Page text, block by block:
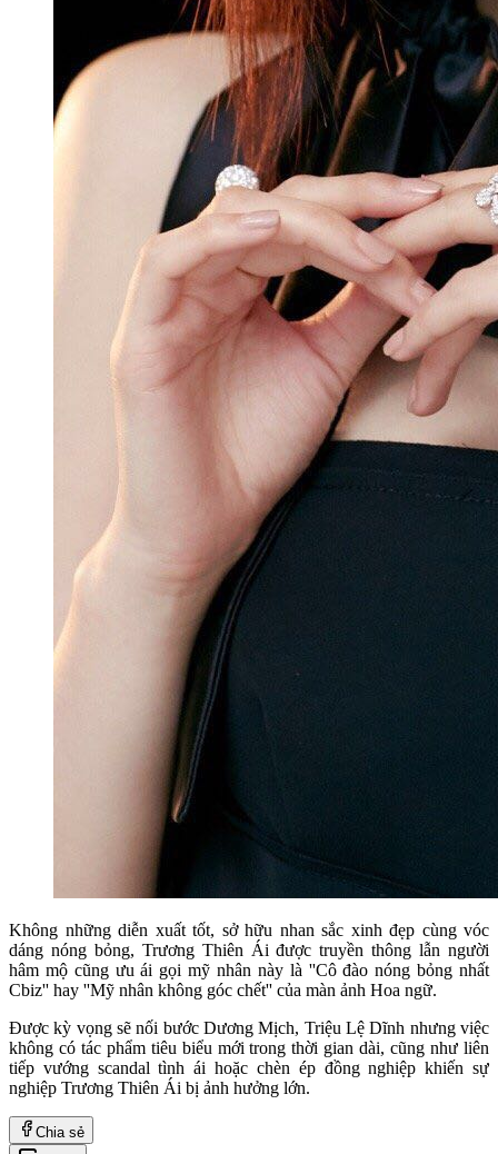
Không những diễn xuất tốt, sở hữu nhan sắc xinh đẹp cùng vóc
dáng nóng bỏng, Trương Thiên Ái được truyền thông lẫn người
hâm mộ cũng ưu ái gọi mỹ nhân này là ''Cô đào nóng bỏng nhất
Cbiz'' hay ''Mỹ nhân không góc chết'' của màn ảnh Hoa ngữ.
Được kỳ vọng sẽ nối bước Dương Mịch, Triệu Lệ Dĩnh nhưng việc
không có tác phẩm tiêu biểu mới trong thời gian dài, cũng như liên
tiếp vướng scandal tình ái hoặc chèn ép đồng nghiệp khiến sự
nghiệp Trương Thiên Ái bị ảnh hưởng lớn.
Chia sẻ